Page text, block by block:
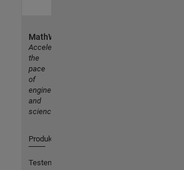
MathWorks
Accelerating
the
pace
of
engineering
and
science
Produkte
Testen oder Kaufen